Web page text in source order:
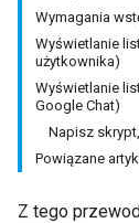
Wymagania
Wyświetlanie
użytkownika)
Wyświetlanie
Google Chat)
Napisz
Powiązane
Z tego